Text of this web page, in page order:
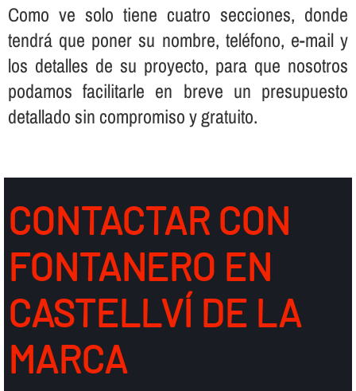
Como ve solo tiene cuatro secciones, donde
tendrá que poner su nombre, teléfono, e-mail y
los detalles de su proyecto, para que nosotros
podamos facilitarle en breve un presupuesto
detallado sin compromiso y gratuito.
CONTACTAR CON
FONTANERO EN
CASTELLVÍ DE LA
MARCA